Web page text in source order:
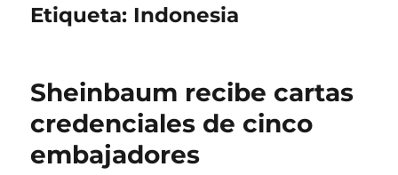
Etiqueta: Indonesia
Sheinbaum recibe cartas
credenciales de cinco
embajadores